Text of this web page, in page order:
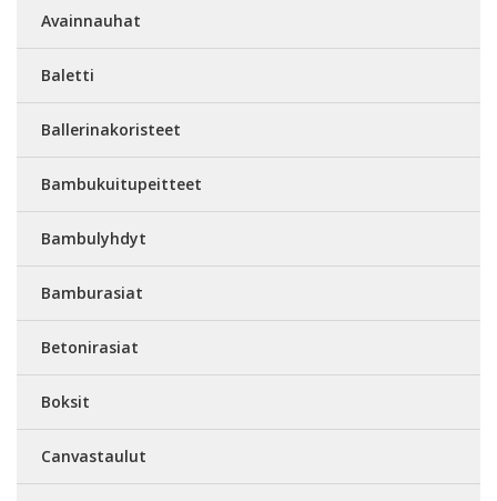
Avainnauhat
Baletti
Ballerinakoristeet
Bambukuitupeitteet
Bambulyhdyt
Bamburasiat
Betonirasiat
Boksit
Canvastaulut